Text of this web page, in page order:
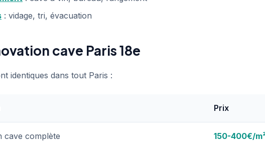
: vidage, tri, évacuation
cave Paris 18e
identiques dans tout Paris :
Prix
cave complète 150-400€/